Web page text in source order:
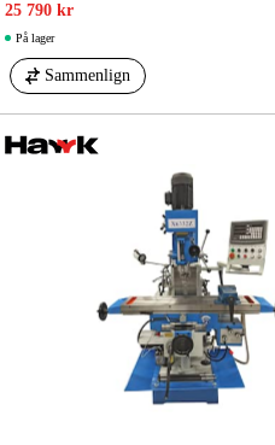
25 790 kr
På lager
Sammenlign